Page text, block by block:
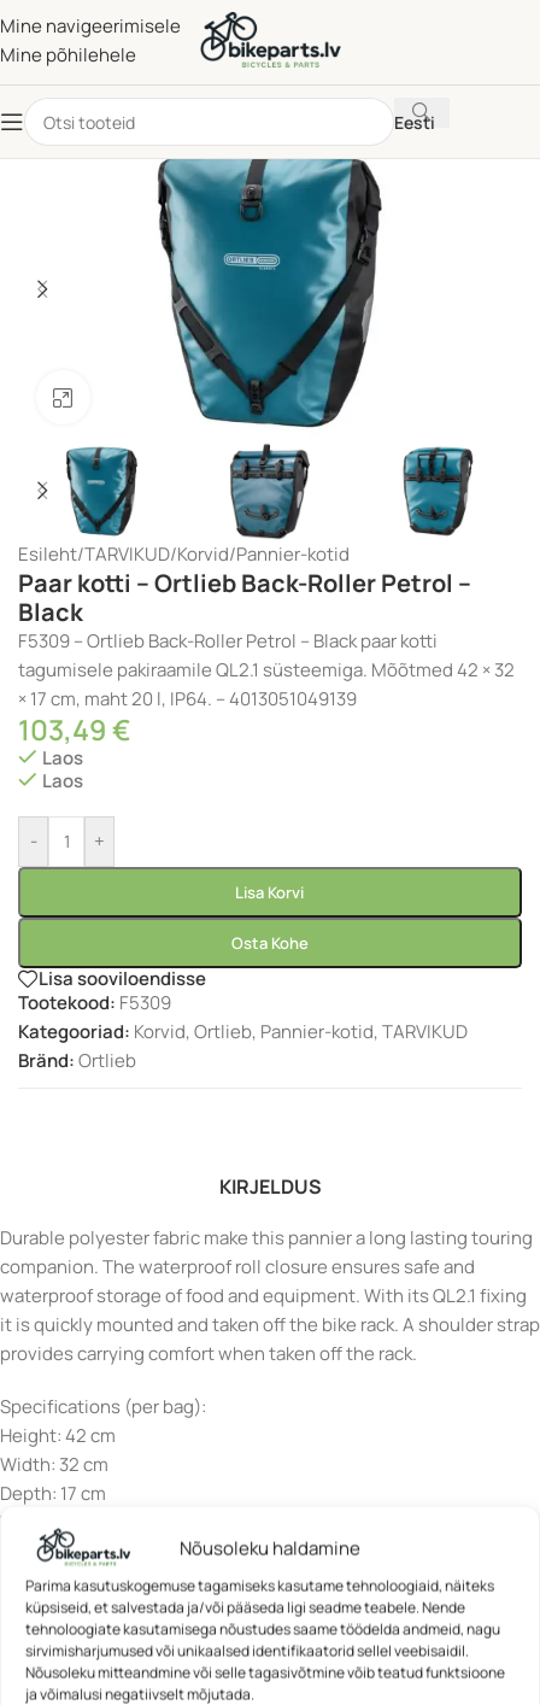
Nõusoleku haldamine
Parima kasutuskogemuse tagamiseks kasutame tehnoloogiaid, näiteks
küpsiseid, et salvestada ja/või pääseda ligi seadme teabele. Nende
tehnoloogiate kasutamisega nõustudes saame töödelda andmeid, nagu
sirvimisharjumused või unikaalsed identifikaatorid sellel veebisaidil.
Nõusoleku mitteandmine või selle tagasivõtmine võib teatud funktsioone
ja võimalusi negatiivselt mõjutada.
Mine navigeerimisele
Mine põhilehele
Eesti
Klõpsake suurendamiseks
Esileht/TARVIKUD/Korvid/Pannier-kotid
Paar kotti – Ortlieb Back-Roller Petrol –
Black
F5309 – Ortlieb Back-Roller Petrol – Black paar kotti
tagumisele pakiraamile QL2.1 süsteemiga. Mõõtmed 42 × 32
× 17 cm, maht 20 l, IP64. – 4013051049139
103,49€
Laos
Laos
- +
Lisa Korvi
Osta Kohe
Lisa sooviloendisse
Tootekood: F5309
Kategooriad: Korvid,Ortlieb, Pannier-kotid,TARVIKUD
Bränd:Ortlieb
KIRJELDUS
Durable polyester fabric make this pannier a long lasting touring
companion. The waterproof roll closure ensures safe and
waterproof storage of food and equipment. With its QL2.1 fixing
it is quickly mounted and taken off the bike rack. A shoulder strap
provides carrying comfort when taken off the rack.
Specifications (per bag):
Height: 42 cm
Width: 32 cm
Depth: 17 cm
Volume: 20 L
Load: 9 kg
Weight: 950 g
Waterproof: Yes (IP64)
Material: PVC-coated polyester (PD620, PS490)
Scope of delivery: